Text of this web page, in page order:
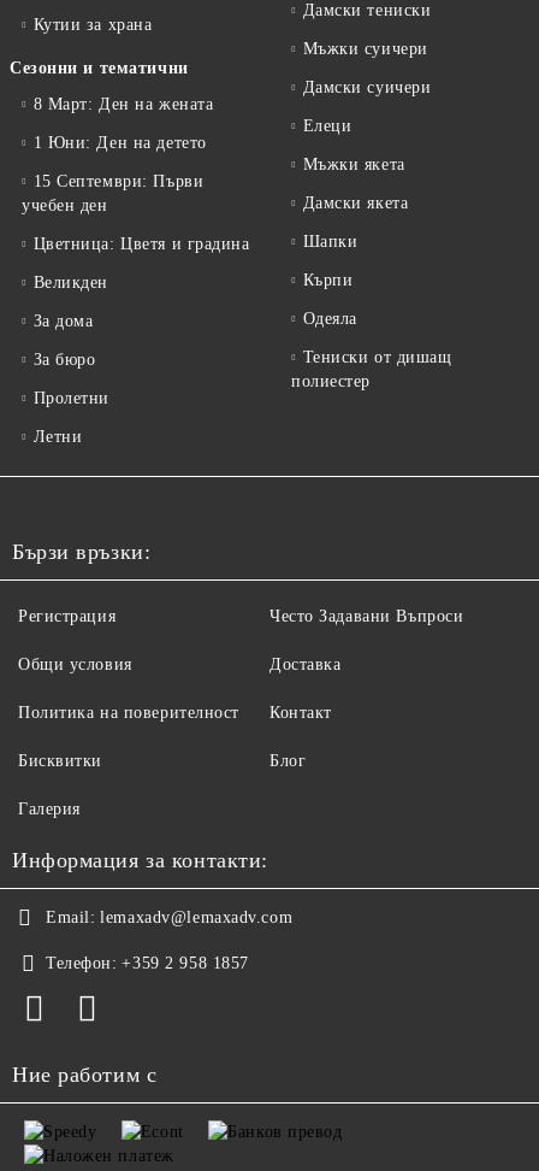
Кутии за храна
Сезонни и тематични
8 Март: Ден на жената
1 Юни: Ден на детето
15 Септември: Първи
учебен ден
Цветница: Цветя и градина
Великден
За дома
За бюро
Пролетни
Летни
Дамски тениски
Мъжки суичери
Дамски суичери
Елеци
Мъжки якета
Дамски якета
Шапки
Кърпи
Одеяла
Тениски от дишащ
полиестер
Бързи връзки:
Регистрация
Общи условия
Политика на поверителност
Бисквитки
Често Задавани Въпроси
Доставка
Контакт
Блог
Галерия
Информация за контакти:
Email: lemaxadv@lemaxadv.com
Телефон: +359 2 958 1857
Ние работим с